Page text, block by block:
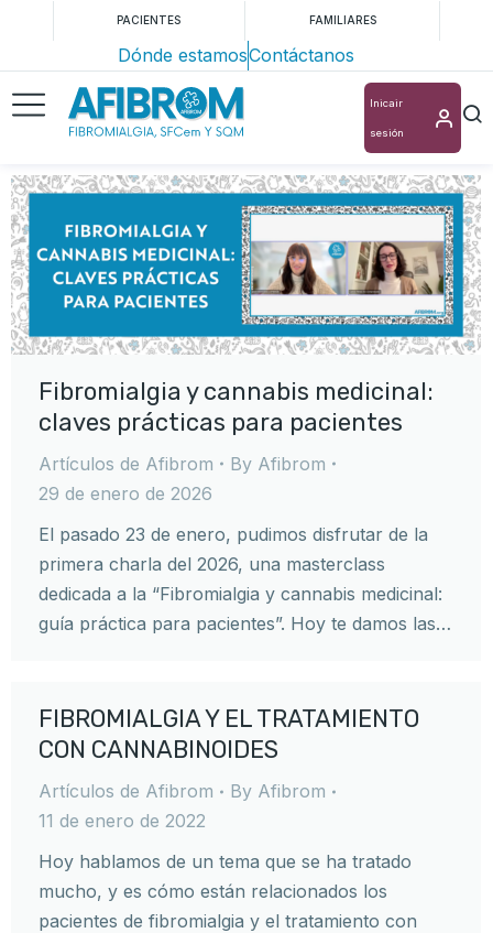
PACIENTES FAMILIARES
Dónde estamosContáctanos
Inicair
sesión
Fibromialgia y cannabis medicinal:
claves prácticas para pacientes
Artículos de Afibrom By Afibrom
29 de enero de 2026
El pasado 23 de enero, pudimos disfrutar de la
primera charla del 2026, una masterclass
dedicada a la “Fibromialgia y cannabis medicinal:
guía práctica para pacientes”. Hoy te damos las…
FIBROMIALGIA Y EL TRATAMIENTO
CON CANNABINOIDES
Artículos de Afibrom By Afibrom
11 de enero de 2022
Hoy hablamos de un tema que se ha tratado
mucho, y es cómo están relacionados los
pacientes de fibromialgia y el tratamiento con